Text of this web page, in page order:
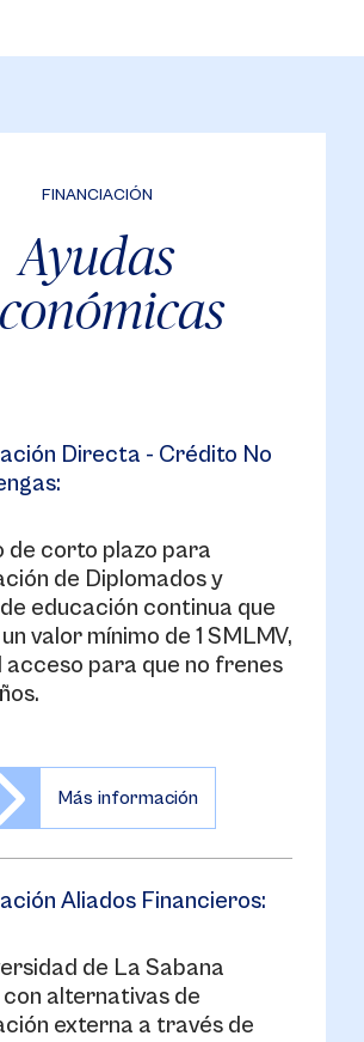
FINANCIACIÓN
Ayudas
Directa - Crédito No
de corto plazo para
de Diplomados y
educación continua que
valor mínimo de 1 SMLMV,
acceso para que no frenes
Más información
Aliados Financieros:
de La Sabana
alternativas de
externa a través de